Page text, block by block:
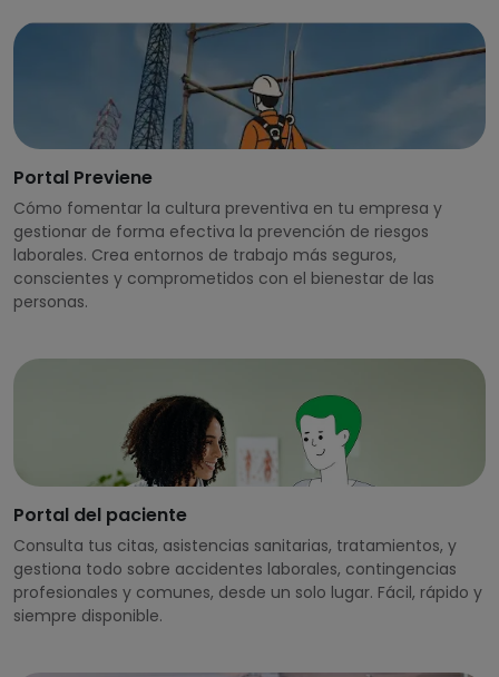
Portal Previene
Cómo fomentar la cultura preventiva en tu empresa y
gestionar de forma efectiva la prevención de riesgos
laborales. Crea entornos de trabajo más seguros,
conscientes y comprometidos con el bienestar de las
personas.
Portal del paciente
Consulta tus citas, asistencias sanitarias, tratamientos, y
gestiona todo sobre accidentes laborales, contingencias
profesionales y comunes, desde un solo lugar. Fácil, rápido y
siempre disponible.